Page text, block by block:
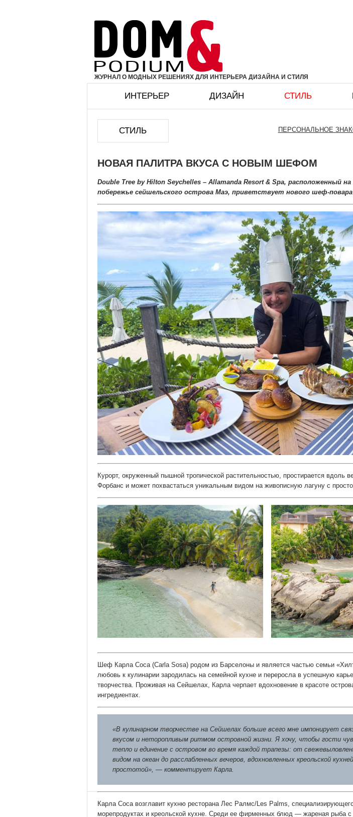
ЖУРНАЛ О МОДНЫХ РЕШЕНИЯХ ДЛЯ ИНТЕРЬЕРА ДИЗАЙНА И СТИЛЯ
ИНТЕРЬЕР ДИЗАЙН СТИЛЬ
СТИЛЬ ПЕРСОНАЛЬНОЕ
НОВАЯ ПАЛИТРА ВКУСА С НОВЫМ ШЕФОМ
Double Tree by Hilton Seychelles – Allamanda Resort & Spa, расположенный
побережье сейшельского острова Маэ, приветствует нового шеф-повара
Курорт, окруженный пышной тропической растительностью, простирается вдоль
Форбанс и может похвастаться уникальным видом на живописную лагуну с
Шеф Карла Соса (Carla Sosa) родом из Барселоны и является частью семьи
любовь к кулинарии зародилась на семейной кухне и переросла в успешную
творчества. Проживая на Сейшелах, Карла черпает вдохновение в красоте
ингредиентах.
«В кулинарном творчестве на Сейшелах больше всего мне импонирует
вкусом и неторопливым ритмом островной жизни. Я хочу, чтобы гости
тепло и единение с островом во время каждой трапезы: от
видом на океан до расслабленных вечеров, вдохновленных креольской
простотой», — комментирует Карла.
Карла Соса возглавит кухню ресторана Лес Ралмс/Les Palms,
морепродуктах и креольской кухне. Среди ее фирменных блюд — жареная рыба